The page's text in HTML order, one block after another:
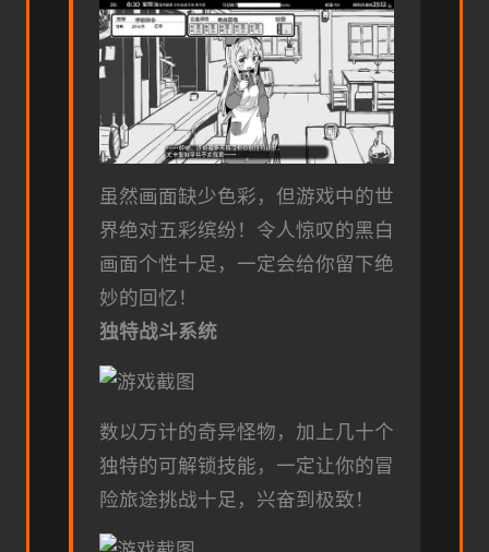
虽然画面缺少色彩，但游戏中的世
界绝对五彩缤纷！令人惊叹的黑白
画面个性十足，一定会给你留下绝
妙的回忆！
独特战斗系统
数以万计的奇异怪物，加上几十个
独特的可解锁技能，一定让你的冒
险旅途挑战十足，兴奋到极致！